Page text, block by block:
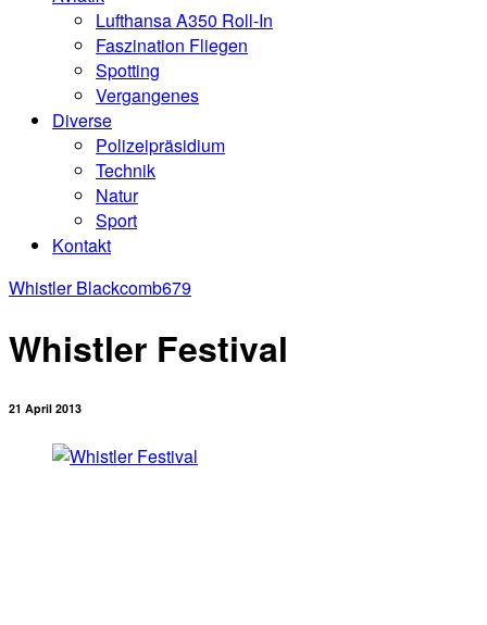
Lufthansa A350 Roll-In
Faszination Fliegen
Spotting
Vergangenes
Diverse
Polizeipräsidium
Technik
Natur
Sport
Kontakt
Whistler Blackcomb679
Whistler Festival
21 April 2013